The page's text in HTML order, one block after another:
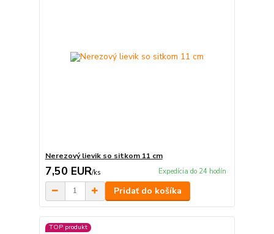
Nerezový lievik so sitkom 11 cm
7,50 EUR/ks Expedícia do 24 hodín
Pridať do košíka
TOP produkt